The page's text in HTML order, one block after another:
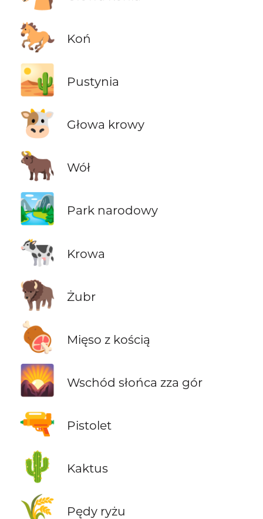
🐎 Koń
🏜️ Pustynia
🐮 Głowa krowy
🐂 Wół
🏞️ Park narodowy
🐄 Krowa
🦬 Żubr
🍖 Mięso z kością
🌄 Wschód słońca zza gór
🔫 Pistolet
🌵 Kaktus
🌾 Pędy ryżu